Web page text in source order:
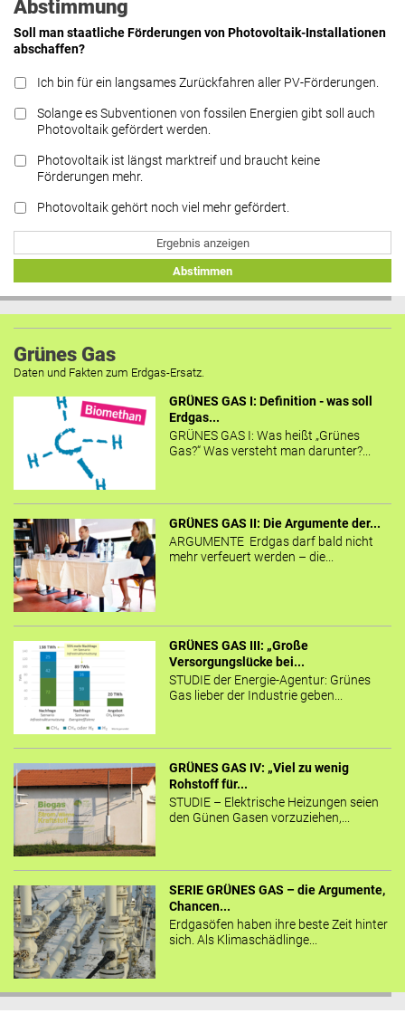
Abstimmung
Soll man staatliche Förderungen von Photovoltaik-Installationen
abschaffen?
Ich bin für ein langsames Zurückfahren aller PV-Förderungen.
Solange es Subventionen von fossilen Energien gibt soll auch
Photovoltaik gefördert werden.
Photovoltaik ist längst marktreif und braucht keine
Förderungen mehr.
Photovoltaik gehört noch viel mehr gefördert.
Ergebnis anzeigen
Abstimmen
Grünes Gas
Daten und Fakten zum Erdgas-Ersatz.
GRÜNES GAS I: Definition - was soll
Erdgas...
GRÜNES GAS I: Was heißt „Grünes
Gas?“ Was versteht man darunter?...
GRÜNES GAS II: Die Argumente der...
ARGUMENTE Erdgas darf bald nicht
mehr verfeuert werden – die...
GRÜNES GAS III: „Große
Versorgungslücke bei...
STUDIE der Energie-Agentur: Grünes
Gas lieber der Industrie geben...
GRÜNES GAS IV: „Viel zu wenig
Rohstoff für...
STUDIE – Elektrische Heizungen seien
den Günen Gasen vorzuziehen,...
SERIE GRÜNES GAS – die Argumente,
Chancen...
Erdgasöfen haben ihre beste Zeit hinter
sich. Als Klimaschädlinge...